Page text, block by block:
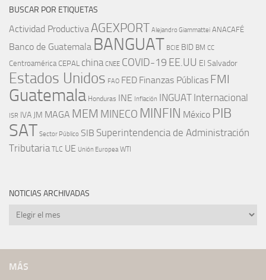
BUSCAR POR ETIQUETAS
Actividad Productiva AGEXPORT Alejandro Giammattei ANACAFÉ
Banco de Guatemala BANGUAT BCIE BID BM CC
Centroamérica CEPAL china CNEE COVID-19 EE.UU El Salvador
Estados Unidos FAO FED Finanzas Públicas FMI
Guatemala Honduras INE Inflación INGUAT Internacional
ISR IVA JM MAGA MEM MINECO MINFIN México PIB
SAT Sector Público SIB Superintendencia de Administración
Tributaria TLC UE Unión Europea WTI
NOTICIAS ARCHIVADAS
Noticias
MÁS